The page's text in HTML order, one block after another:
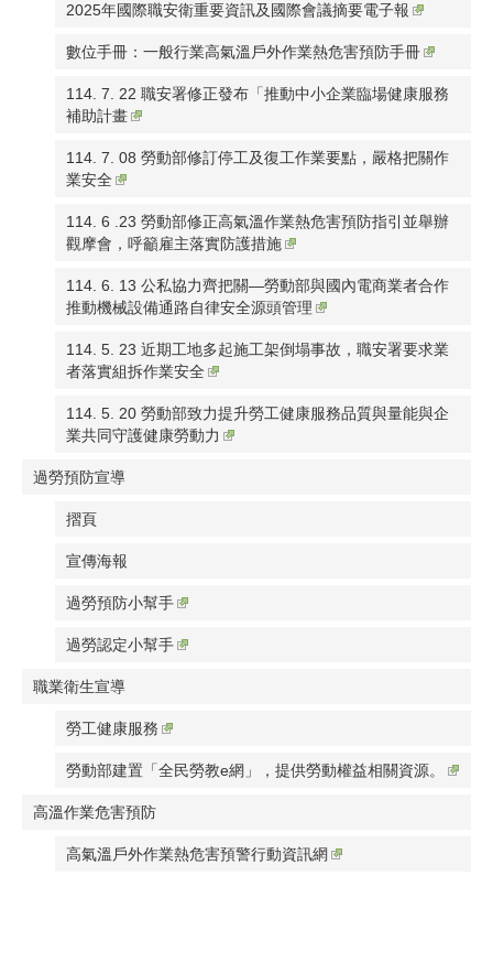
2025年國際職安衛重要資訊及國際會議摘要電子報
數位手冊：一般行業高氣溫戶外作業熱危害預防手冊
114. 7. 22 職安署修正發布「推動中小企業臨場健康服務
補助計畫
114. 7. 08 勞動部修訂停工及復工作業要點，嚴格把關作
業安全
114. 6 .23 勞動部修正高氣溫作業熱危害預防指引並舉辦
觀摩會，呼籲雇主落實防護措施
114. 6. 13 公私協力齊把關—勞動部與國內電商業者合作
推動機械設備通路自律安全源頭管理
114. 5. 23 近期工地多起施工架倒塌事故，職安署要求業
者落實組拆作業安全
114. 5. 20 勞動部致力提升勞工健康服務品質與量能與企
業共同守護健康勞動力
過勞預防宣導
摺頁
宣傳海報
過勞預防小幫手
過勞認定小幫手
職業衛生宣導
勞工健康服務
勞動部建置「全民勞教e網」，提供勞動權益相關資源。
高溫作業危害預防
高氣溫戶外作業熱危害預警行動資訊網